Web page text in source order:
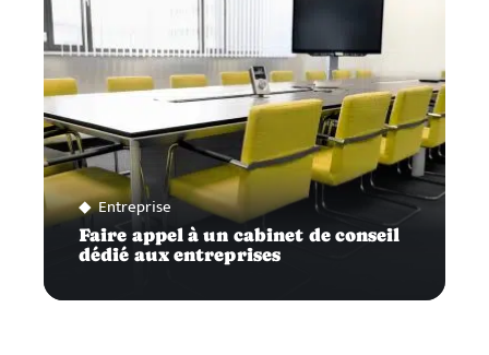
Entreprise
Faire appel à un cabinet de conseil
dédié aux entreprises